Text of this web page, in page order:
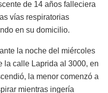
de 14 años falleciera
vías respiratorias
en su domicilio.
la noche del miércoles
la calle Laprida al 3000, en
la menor comenzó a
mientras ingería